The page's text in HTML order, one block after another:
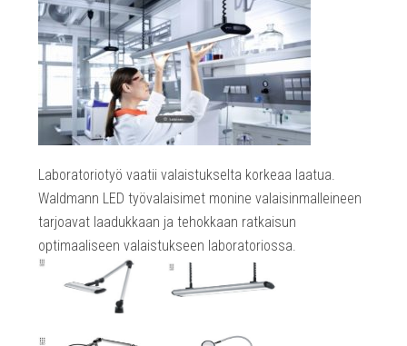
Laboratoriotyö vaatii valaistukselta korkeaa laatua.
Waldmann LED työvalaisimet monine valaisinmalleineen
tarjoavat laadukkaan ja tehokkaan ratkaisun
optimaaliseen valaistukseen laboratoriossa.